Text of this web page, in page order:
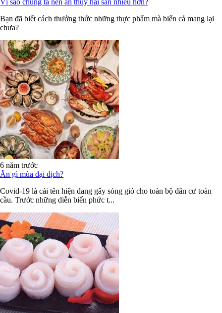
Bạn đã biết cách thưởng thức những thực phẩm mà biển cả mang lại
chưa?
6 năm trước
Ăn gì mùa đại dịch?
Covid-19 là cái tên hiện đang gây sóng gió cho toàn bộ dân cư toàn
cầu. Trước những diễn biến phức t...